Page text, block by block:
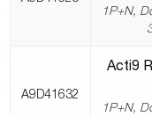
1P+N,
A9D41632
Acti9
1P+N,